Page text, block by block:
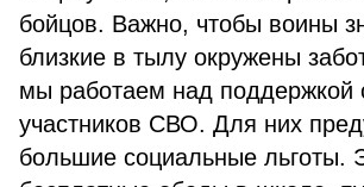
бойцов. Важно, чтобы воины
близкие в тылу окружены
мы работаем над поддержкой
участников СВО. Для них
большие социальные льготы.